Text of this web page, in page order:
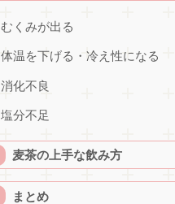
むくみが出る
体温を下げる・冷え性になる
消化不良
塩分不足
麦茶の上手な飲み方
まとめ